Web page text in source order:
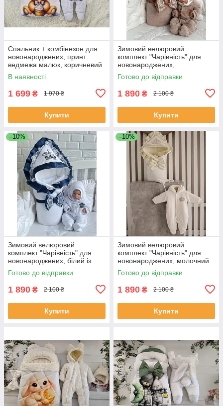
Спальник + комбінезон для
новонароджених, принт
ведмежа малюк, коричневий
В наявності
1 699 ₴ 1 970 ₴
Купити
Зимовий велюровий
комплект "Чарівність" для
новонароджених,
шоколадний
Готово до відправки
1 890 ₴ 2 100 ₴
Купити
–10%
Зимовий велюровий
комплект "Чарівність" для
новонароджених, білий із
синім
Готово до відправки
1 890 ₴ 2 100 ₴
Купити
–10%
Зимовий велюровий
комплект "Чарівність" для
новонароджених, молочний
Готово до відправки
1 890 ₴ 2 100 ₴
Купити